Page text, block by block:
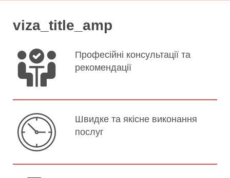
viza_title_amp
Професійні консультації та
рекомендації
Швидке та якісне виконання
послуг